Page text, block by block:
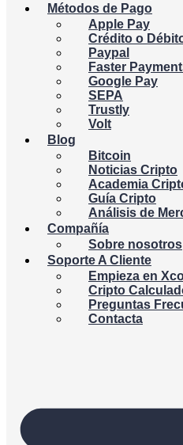
Métodos de Pago
Apple Pay
Crédito o
Paypal
Faster
Google Pay
SEPA
Trustly
Volt
Blog
Bitcoin
Noticias Cripto
Academia
Guía Cripto
Análisis de
Compañía
Sobre nosotros
Soporte A Cliente
Empieza en
Cripto
Preguntas
Contacta